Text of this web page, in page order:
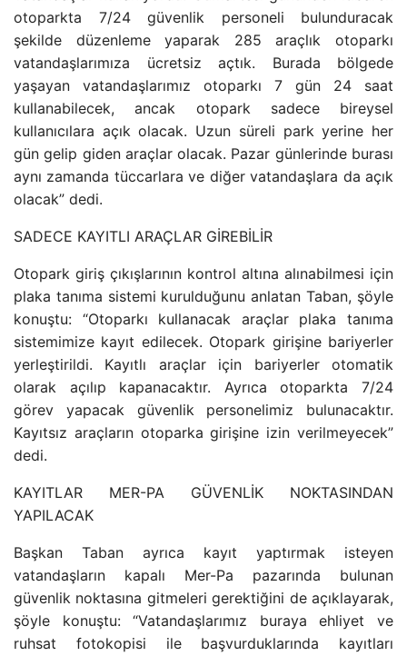
otoparkta 7/24 güvenlik personeli bulunduracak
şekilde düzenleme yaparak 285 araçlık otoparkı
vatandaşlarımıza ücretsiz açtık. Burada bölgede
yaşayan vatandaşlarımız otoparkı 7 gün 24 saat
kullanabilecek, ancak otopark sadece bireysel
kullanıcılara açık olacak. Uzun süreli park yerine her
gün gelip giden araçlar olacak. Pazar günlerinde burası
aynı zamanda tüccarlara ve diğer vatandaşlara da açık
olacak” dedi.
SADECE KAYITLI ARAÇLAR GİREBİLİR
Otopark giriş çıkışlarının kontrol altına alınabilmesi için
plaka tanıma sistemi kurulduğunu anlatan Taban, şöyle
konuştu: “Otoparkı kullanacak araçlar plaka tanıma
sistemimize kayıt edilecek. Otopark girişine bariyerler
yerleştirildi. Kayıtlı araçlar için bariyerler otomatik
olarak açılıp kapanacaktır. Ayrıca otoparkta 7/24
görev yapacak güvenlik personelimiz bulunacaktır.
Kayıtsız araçların otoparka girişine izin verilmeyecek”
dedi.
KAYITLAR MER-PA GÜVENLİK NOKTASINDAN
YAPILACAK
Başkan Taban ayrıca kayıt yaptırmak isteyen
vatandaşların kapalı Mer-Pa pazarında bulunan
güvenlik noktasına gitmeleri gerektiğini de açıklayarak,
şöyle konuştu: “Vatandaşlarımız buraya ehliyet ve
ruhsat fotokopisi ile başvurduklarında kayıtları